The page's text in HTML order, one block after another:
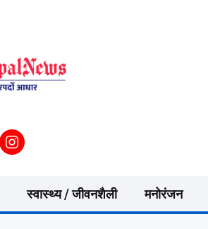
स्वास्थ्य / जीवनशैली मनोरंजन